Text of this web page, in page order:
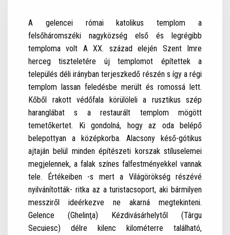
A gelencei római katolikus templom a
felsőháromszéki nagyközség első és legrégibb
temploma volt A XX. század elején Szent Imre
herceg tiszteletére új templomot építettek a
település déli irányban terjeszkedő részén s így a régi
templom lassan feledésbe merült és romossá lett.
Kőből rakott védőfala körülöleli a rusztikus szép
haranglábat s a restaurált templom mögött
temetőkertet. Ki gondolná, hogy az oda belépő
belepottyan a középkorba. Alacsony késő-gótikus
ajtaján belül minden építészeti korszak stíluselemei
megjelennek, a falak színes falfestményekkel vannak
tele. Értékeiben -s mert a Világörökség részévé
nyilvánították- ritka az a turistacsoport, aki bármilyen
messziről ideérkezve ne akarná megtekinteni.
Gelence (Ghelinţa) Kézdivásárhelytől (Târgu
Secuiesc) délre kilenc kilométerre található,